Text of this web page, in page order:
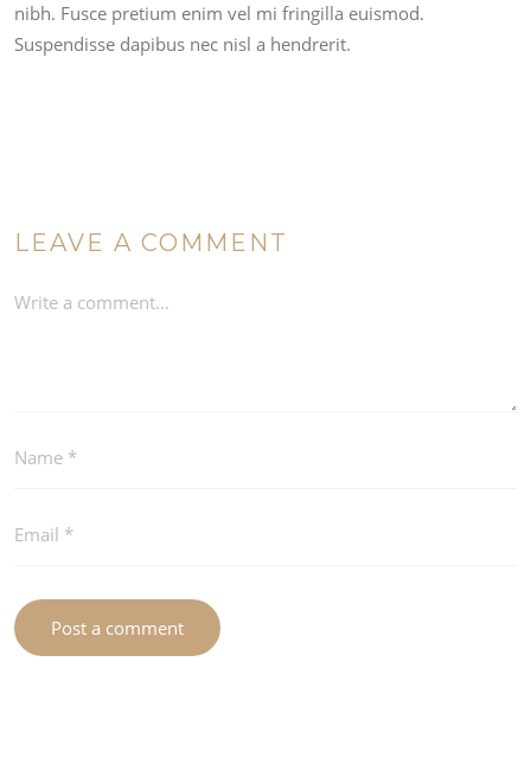
nibh. Fusce pretium enim vel mi fringilla euismod.
Suspendisse dapibus nec nisl a hendrerit.
LEAVE A COMMENT